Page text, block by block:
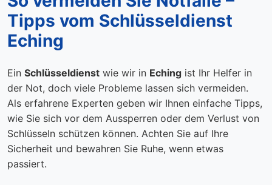
Tipps vom Schlüsseldienst
Eching
Ein Schlüsseldienst wie wir in Eching ist Ihr Helfer in
der Not, doch viele Probleme lassen sich vermeiden.
Als erfahrene Experten geben wir Ihnen einfache Tipps,
wie Sie sich vor dem Aussperren oder dem Verlust von
Schlüsseln schützen können. Achten Sie auf Ihre
Sicherheit und bewahren Sie Ruhe, wenn etwas
passiert.